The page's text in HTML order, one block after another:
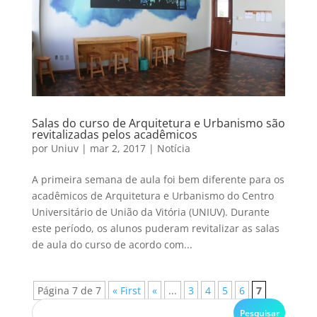
Salas do curso de Arquitetura e Urbanismo são
revitalizadas pelos acadêmicos
por Uniuv| mar 2, 2017| Notícia
A primeira semana de aula foi bem diferente para os
acadêmicos de Arquitetura e Urbanismo do Centro
Universitário de União da Vitória (UNIUV). Durante
este período, os alunos puderam revitalizar as salas
de aula do curso de acordo com...
Página 7 de 7 « First « ... 3 4 5 6 7